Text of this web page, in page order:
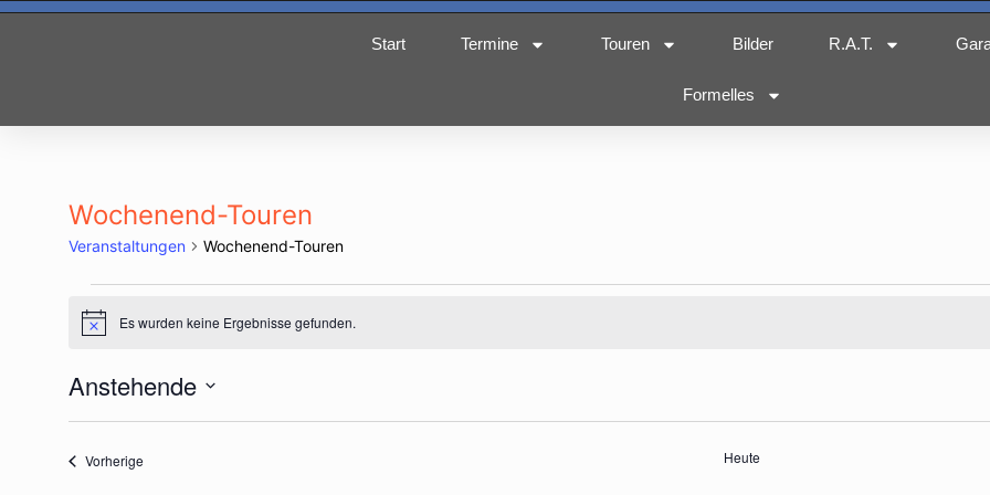
Start Termine Touren Bilder R.A.T.
Formelles
Wochenend-Touren
Veranstaltungen Wochenend-Touren
HinweisEs wurden keine Ergebnisse gefunden.
Anstehende
Datum
VorherigeVeranstaltungen Heute